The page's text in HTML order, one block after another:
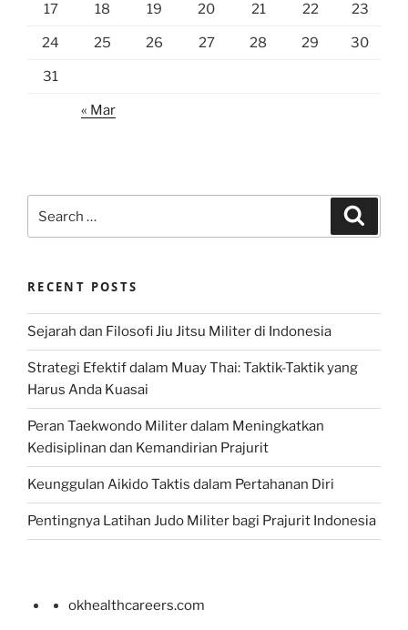
17 18 19 20 21 22 23
24 25 26 27 28 29 30
31
« Mar
for:
RECENT POSTS
Sejarah dan Filosofi Jiu Jitsu Militer di Indonesia
Strategi Efektif dalam Muay Thai: Taktik-Taktik yang
Harus Anda Kuasai
Peran Taekwondo Militer dalam Meningkatkan
Kedisiplinan dan Kemandirian Prajurit
Keunggulan Aikido Taktis dalam Pertahanan Diri
Pentingnya Latihan Judo Militer bagi Prajurit Indonesia
okhealthcareers.com